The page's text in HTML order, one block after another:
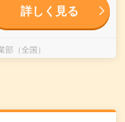
詳しく見る
（全国）